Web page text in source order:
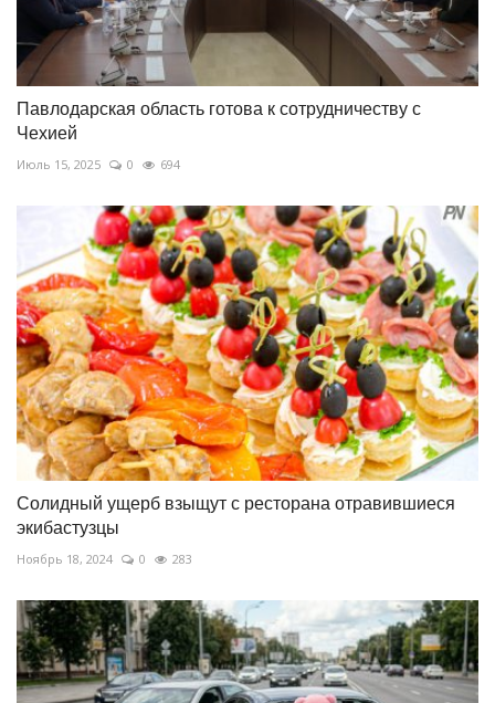
Павлодарская область готова к сотрудничеству с
Чехией
Июль 15, 2025 0 694
Солидный ущерб взыщут с ресторана отравившиеся
экибастузцы
Ноябрь 18, 2024 0 283